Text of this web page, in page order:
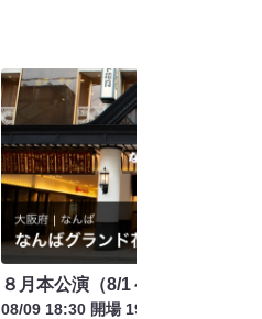
８月本公演（8/1～8/23）
08/09 18:30 開場 19:00 開演